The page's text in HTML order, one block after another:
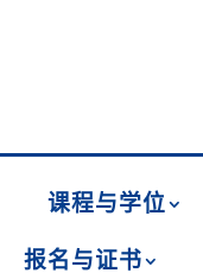
课程与学位
报名与证书